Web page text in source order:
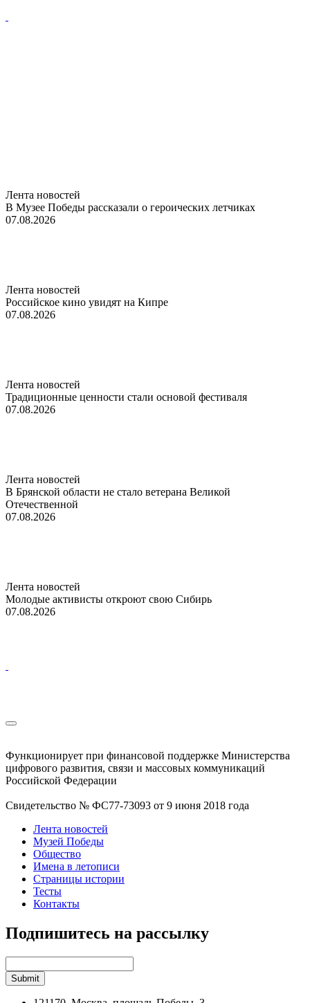
Лента новостей
В Музее Победы рассказали о героических летчиках
07.08.2026
Лента новостей
Российское кино увидят на Кипре
07.08.2026
Лента новостей
Традиционные ценности стали основой фестиваля
07.08.2026
Лента новостей
В Брянской области не стало ветерана Великой
Отечественной
07.08.2026
Лента новостей
Молодые активисты откроют свою Сибирь
07.08.2026
Функционирует при финансовой поддержке Министерства
цифрового развития, связи и массовых коммуникаций
Российской Федерации
Свидетельство № ФС77-73093 от 9 июня 2018 года
Лента новостей
Музей Победы
Общество
Имена в летописи
Страницы истории
Тесты
Контакты
Подпишитесь на рассылку